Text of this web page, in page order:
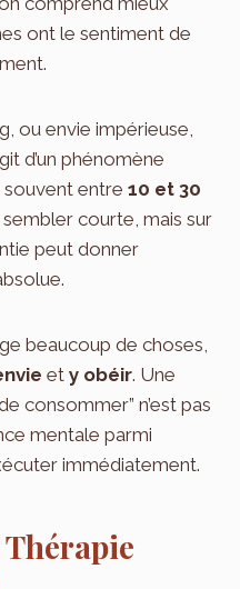
ont le sentiment de
ou envie impérieuse,
d’un phénomène
entre 10 et 30
courte, mais sur
peut donner
beaucoup de choses,
et y obéir. Une
consommer” n’est pas
mentale parmi
immédiatement.
Thérapie